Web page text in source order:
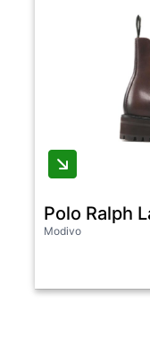
Polo Ralph
Modivo